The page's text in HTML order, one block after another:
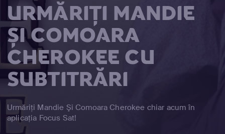
URMĂRIȚI MANDIE
ŞI COMOARA
CHEROKEE CU
SUBTITRĂRI
Urmăriți Mandie Şi Comoara Cherokee chiar acum în
aplicația Focus Sat!